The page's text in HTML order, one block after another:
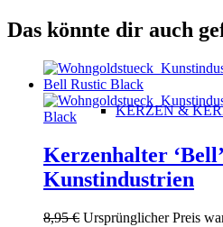
KERZEN &
Das könnte dir auch
Kerzenhalter
Kunstindustrien
8,95€ Ursprünglicher Preis